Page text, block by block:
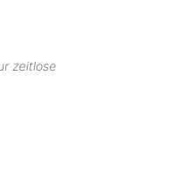
zeitlose